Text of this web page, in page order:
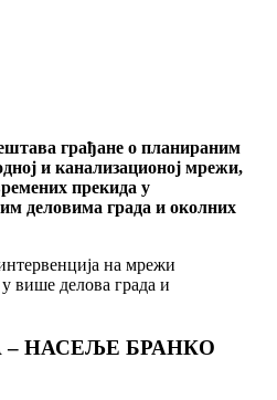
грађане о планираним
и канализационој мрежи,
прекида у
деловима града и околних
– НАСЕЉЕ БРАНКО